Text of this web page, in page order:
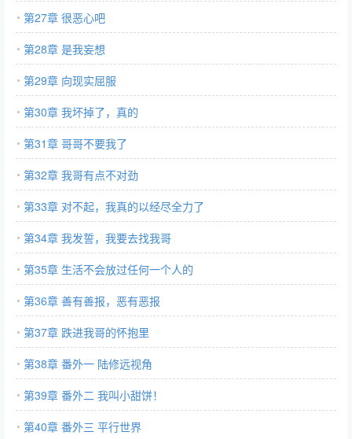
第27章 很恶心吧
第28章 是我妄想
第29章 向现实屈服
第30章 我坏掉了，真的
第31章 哥哥不要我了
第32章 我哥有点不对劲
第33章 对不起，我真的以经尽全力了
第34章 我发誓，我要去找我哥
第35章 生活不会放过任何一个人的
第36章 善有善报，恶有恶报
第37章 跌进我哥的怀抱里
第38章 番外一 陆修远视角
第39章 番外二 我叫小甜饼！
第40章 番外三 平行世界